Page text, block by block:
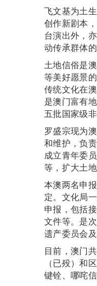
飞文基为土
创作新剧本
台演出外，
动传承群体
土地信俗是
等美好愿景
传统文化在
是澳门富有
五批国家级
罗盛宗现为
和维护，负
成立青年委
等，扩大土
本澳两名申
定。文化局
申报，包括
文件等。是
遗产委员会
目前，澳门
（已殁）和
键铨、哪咤